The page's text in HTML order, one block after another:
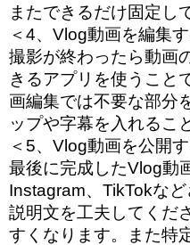
またできるだけ固定し
＜4、Vlog動画を編集
撮影が終わったら動画
きるアプリを使うこと
画編集では不要な部分
ップや字幕を入れるこ
＜5、Vlog動画を公開
最後に完成したVlog動
Instagram、TikTokな
説明文を工夫してくだ
すくなります。また特